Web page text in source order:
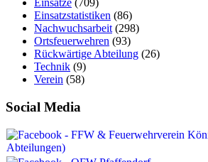
Einsatzstatistiken (86)
Nachwuchsarbeit (298)
Ortsfeuerwehren (93)
Rückwärtige Abteilung (26)
Technik (9)
Verein (58)
Social Media